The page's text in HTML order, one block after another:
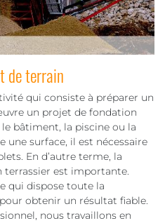
de terrain
qui consiste à préparer un
un projet de fondation
bâtiment, la piscine ou la
une surface, il est nécessaire
En d’autre terme, la
terrassier est importante.
qui dispose toute la
obtenir un résultat fiable.
nous travaillons en